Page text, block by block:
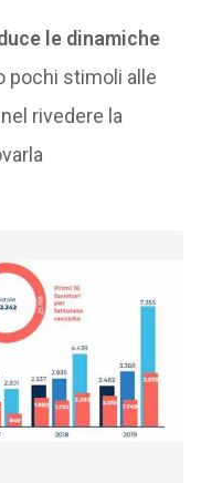
le dinamiche
stimoli alle
rivedere la